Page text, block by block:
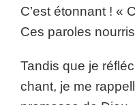
C’est étonnant ! «
Ces paroles
Tandis que je
chant, je me